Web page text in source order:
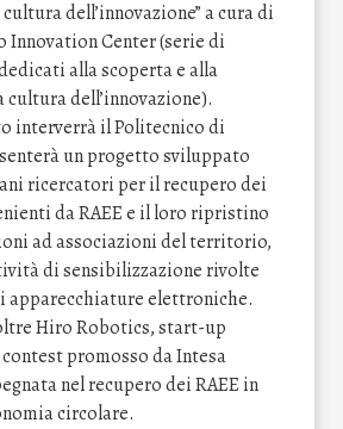
dell’innovazione” a cura di
Innovation Center (serie di
alla scoperta e alla
dell’innovazione).
interverrà il Politecnico di
un progetto sviluppato
ricercatori per il recupero dei
da RAEE e il loro ripristino
ad associazioni del territorio,
di sensibilizzazione rivolte
elettroniche.
Hiro Robotics, start-up
promosso da Intesa
nel recupero dei RAEE in
circolare.